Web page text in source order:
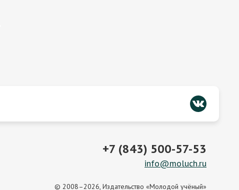
+7 (843) 500-57-53
info@moluch.ru
© 2008–2026, Издательство «Молодой учёный»